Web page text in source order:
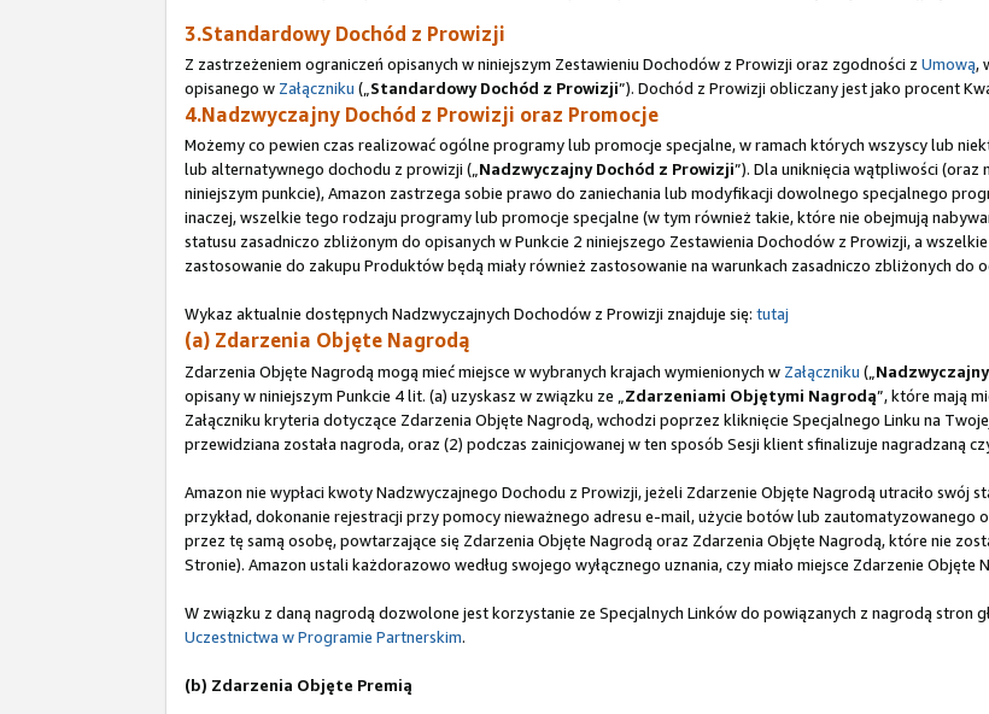
3.Standardowy Dochód z Prowizji
Z zastrzeżeniem ograniczeń opisanych w niniejszym Zestawieniu Dochodów z Prowizji oraz zgodności z Umową,
opisanego w Załączniku („ Standardowy Dochód z Prowizji”). Dochód z Prowizji obliczany jest jako procent
4.Nadzwyczajny Dochód z Prowizji oraz Promocje
Możemy co pewien czas realizować ogólne programy lub promocje specjalne, w ramach których wszyscy lub
lub alternatywnego dochodu z prowizji („Nadzwyczajny Dochód z Prowizji”). Dla uniknięcia wątpliwości
niniejszym punkcie), Amazon zastrzega sobie prawo do zaniechania lub modyfikacji dowolnego specjalnego
inaczej, wszelkie tego rodzaju programy lub promocje specjalne (w tym również takie, które nie obejmują
statusu zasadniczo zbliżonym do opisanych w Punkcie 2 niniejszego Zestawienia Dochodów z Prowizji, a
zastosowanie do zakupu Produktów będą miały również zastosowanie na warunkach zasadniczo zbliżonych
Wykaz aktualnie dostępnych Nadzwyczajnych Dochodów z Prowizji znajduje się: tutaj
(a) Zdarzenia Objęte Nagrodą
Zdarzenia Objęte Nagrodą mogą mieć miejsce w wybranych krajach wymienionych w Załączniku („
opisany w niniejszym Punkcie 4 lit. (a) uzyskasz w związku ze „ Zdarzeniami Objętymi Nagrodą”, które mają
Załączniku kryteria dotyczące Zdarzenia Objęte Nagrodą, wchodzi poprzez kliknięcie Specjalnego Linku na
przewidziana została nagroda, oraz (2) podczas zainicjowanej w ten sposób Sesji klient sfinalizuje nagradzaną
Amazon nie wypłaci kwoty Nadzwyczajnego Dochodu z Prowizji, jeżeli Zdarzenie Objęte Nagrodą utraciło swój
przykład, dokonanie rejestracji przy pomocy nieważnego adresu e-mail, użycie botów lub zautomatyzowanego
przez tę samą osobę, powtarzające się Zdarzenia Objęte Nagrodą oraz Zdarzenia Objęte Nagrodą, które nie
Stronie). Amazon ustali każdorazowo według swojego wyłącznego uznania, czy miało miejsce Zdarzenie Objęte
W związku z daną nagrodą dozwolone jest korzystanie ze Specjalnych Linków do powiązanych z nagrodą stron
Uczestnictwa w Programie Partnerskim.
(b) Zdarzenia Objęte Premią